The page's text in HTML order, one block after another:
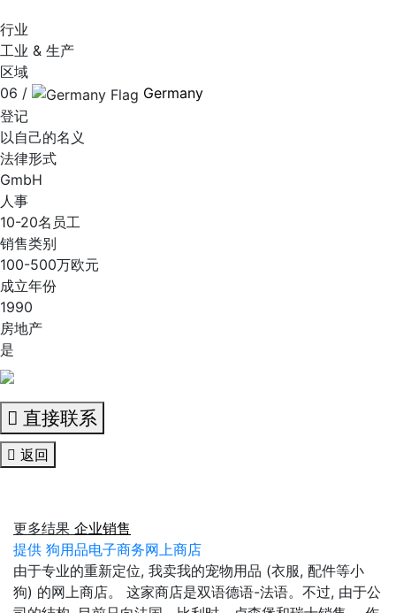
行业
工业 & 生产
区域
06 /
Germany
登记
以自己的名义
法律形式
GmbH
人事
10-20名员工
销售类别
100-500万欧元
成立年份
1990
房地产
是
直接联系
返回
更多结果 企业销售
提供 狗用品电子商务网上商店
由于专业的重新定位, 我卖我的宠物用品 (衣服, 配件等小
狗) 的网上商店。 这家商店是双语德语-法语。不过, 由于公